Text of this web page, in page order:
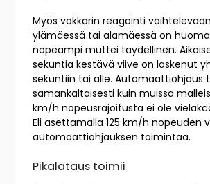
Myös vakkarin reagointi
ylämäessä tai alamäessä on
nopeampi muttei täydellinen.
sekuntia kestävä viive on laskenut
sekuntiin tai alle. Automaattiohjaus
samankaltaisesti kuin muissa
km/h nopeusrajoitusta ei ole
Eli asettamalla 125 km/h nopeuden
automaattiohjauksen toimintaa.
Pikalataus toimii